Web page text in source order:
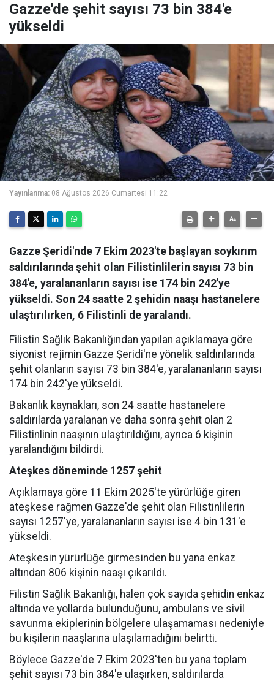
Gazze'de şehit sayısı 73 bin 384'e
yükseldi
Yayınlanma: 08 Ağustos 2026 Cumartesi 11:22
Gazze Şeridi'nde 7 Ekim 2023'te başlayan soykırım
saldırılarında şehit olan Filistinlilerin sayısı 73 bin
384'e, yaralananların sayısı ise 174 bin 242'ye
yükseldi. Son 24 saatte 2 şehidin naaşı hastanelere
ulaştırılırken, 6 Filistinli de yaralandı.
Filistin Sağlık Bakanlığından yapılan açıklamaya göre
siyonist rejimin Gazze Şeridi'ne yönelik saldırılarında
şehit olanların sayısı 73 bin 384'e, yaralananların sayısı
174 bin 242'ye yükseldi.
Bakanlık kaynakları, son 24 saatte hastanelere
saldırılarda yaralanan ve daha sonra şehit olan 2
Filistinlinin naaşının ulaştırıldığını, ayrıca 6 kişinin
yaralandığını bildirdi.
Ateşkes döneminde 1257 şehit
Açıklamaya göre 11 Ekim 2025'te yürürlüğe giren
ateşkese rağmen Gazze'de şehit olan Filistinlilerin
sayısı 1257'ye, yaralananların sayısı ise 4 bin 131'e
yükseldi.
Ateşkesin yürürlüğe girmesinden bu yana enkaz
altından 806 kişinin naaşı çıkarıldı.
Filistin Sağlık Bakanlığı, halen çok sayıda şehidin enkaz
altında ve yollarda bulunduğunu, ambulans ve sivil
savunma ekiplerinin bölgelere ulaşamaması nedeniyle
bu kişilerin naaşlarına ulaşılamadığını belirtti.
Böylece Gazze'de 7 Ekim 2023'ten bu yana toplam
şehit sayısı 73 bin 384'e ulaşırken, saldırılarda